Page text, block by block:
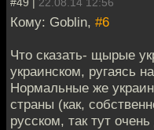
Кому: Goblin, #6
Что сказать- щырые
украинском, ругаясь
Нормальные же
страны (как,
русском, так тут